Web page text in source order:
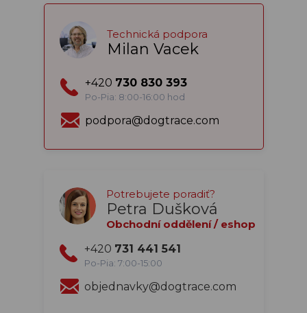
Technická podpora
Milan Vacek
+420 730 830 393
Po-Pia: 8:00-16:00 hod
podpora@dogtrace.com
Potrebujete poradiť?
Petra Dušková
Obchodní oddělení / eshop
+420 731 441 541
Po-Pia: 7:00-15:00
objednavky@dogtrace.com